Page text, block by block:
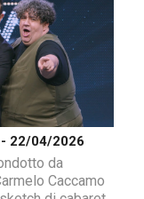
22/04/2026
da
Caccamo